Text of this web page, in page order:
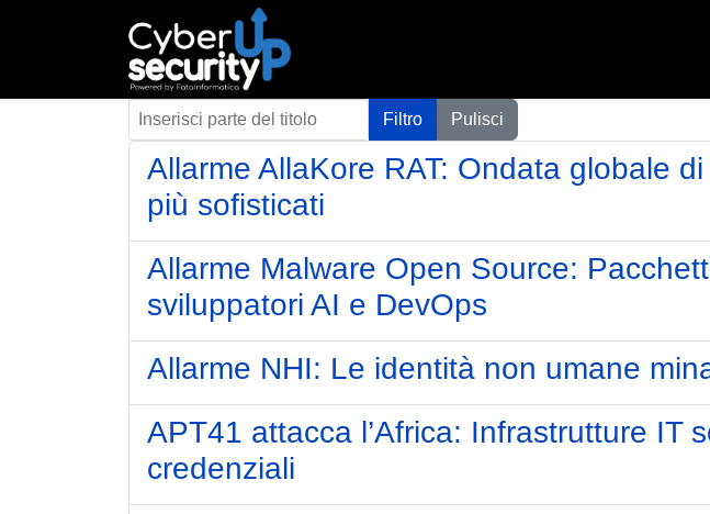
Inserisci parte del titolo Filtro Pulisci
Allarme AllaKore RAT: Ondata globale
più sofisticati
Allarme Malware Open Source:
sviluppatori AI e DevOps
Allarme NHI: Le identità non umane
APT41 attacca l’Africa: Infrastrutture IT
credenziali